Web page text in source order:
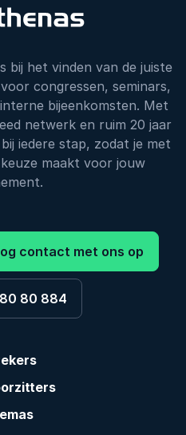
bij het vinden van de juiste
congressen, seminars,
bijeenkomsten. Met
netwerk en ruim 20 jaar
iedere stap, zodat je met
maakt voor jouw
contact met ons op
80 884